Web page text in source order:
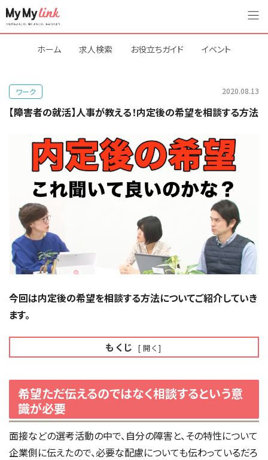
ホーム 求人検索 お役立ちガイド イベント
ワーク 2020.08.13
【障害者の就活】人事が教える！内定後の希望を相談する方法
今回は内定後の希望を相談する方法についてご紹介していき
ます。
もくじ [ 開く ]
希望ただ伝えるのではなく相談するという意
識が必要
面接などの選考活動の中で、自分の障害と、その特性について
企業側に伝えたので、必要な配慮についても伝わっているだろ